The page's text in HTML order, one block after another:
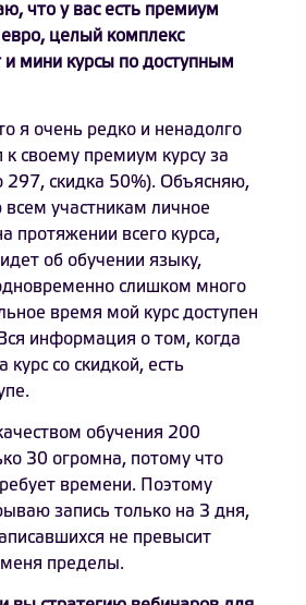
что у вас есть премиум
целый комплекс
и мини курсы по доступным
я очень редко и ненадолго
своему премиум курсу за
297, скидка 50%). Объясняю,
участникам личное
протяжении всего курса,
об обучении языку,
слишком много
время мой курс доступен
информация о том, когда
курс со скидкой, есть
обучения 200
30 огромна, потому что
времени. Поэтому
запись только на 3 дня,
не превысит
пределы.